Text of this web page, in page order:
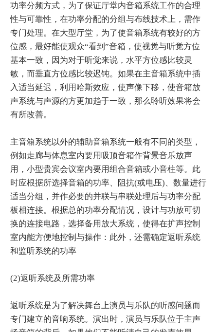
功率分频方式，为了保证厅堂内音箱系统工作的合理
性与可靠性，在功率分配的分组与布线技术上，需作
专门处理。在大型厅堂，为了使音箱系统有较好的方
位感，最好能使观众“看到”音箱，使视觉与听觉方位
基本一致，因为对于听觉来说，水平方位感比较灵
敏，而垂直方位感比较迟钝。如果在主音箱系统中插
入适当延迟，利用哈斯效应，使声像下移，使音箱放
声系统与声源的方更加趋于一致，那么聆听效果将会
有所改善。
主音箱系统以外的辅助音箱系统一般有不同的类型，
例如走廊与体息室内要用吸顶音箱作背景音乐放声
用，小型贵宾会议室内要用组合音箱或小音柱等。此
时应根据所选择音箱的功率、阻抗(或电压)、数量进行
适当分组，并作必要的并联与串联处理后与功率分配
板相连接。根据总的功率分配情况，设计与功放可切
换的连接电路，选择备用放大系统，使得在扩声控制
室内能方便地控制与操作：此外，还需确定返听系统
和监听系统的功率
(2)返听系统及所需功率
返听系统是为了解决舞台上演员与乐队的听感问题而
专门建立的音响系统。演出时，演员与乐队位于主声